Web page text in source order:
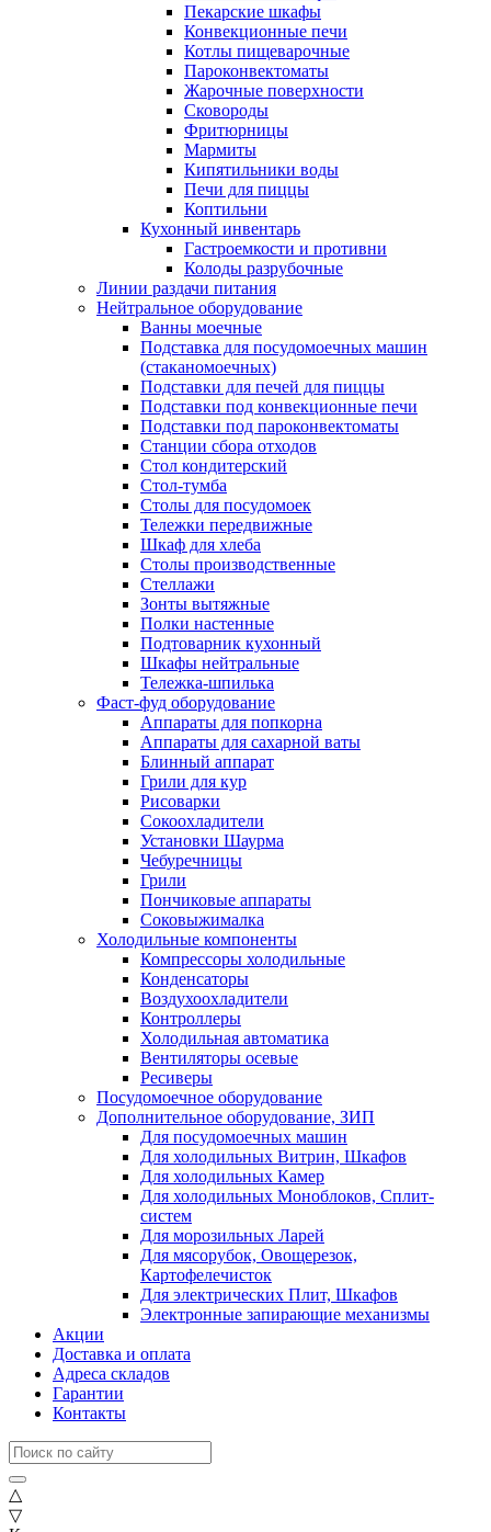
Пекарские шкафы
Конвекционные печи
Котлы пищеварочные
Пароконвектоматы
Жарочные поверхности
Сковороды
Фритюрницы
Мармиты
Кипятильники воды
Печи для пиццы
Коптильни
Кухонный инвентарь
Гастроемкости и противни
Колоды разрубочные
Линии раздачи питания
Нейтральное оборудование
Ванны моечные
Подставка для посудомоечных машин
(стаканомоечных)
Подставки для печей для пиццы
Подставки под конвекционные печи
Подставки под пароконвектоматы
Станции сбора отходов
Стол кондитерский
Стол-тумба
Столы для посудомоек
Тележки передвижные
Шкаф для хлеба
Столы производственные
Стеллажи
Зонты вытяжные
Полки настенные
Подтоварник кухонный
Шкафы нейтральные
Тележка-шпилька
Фаст-фуд оборудование
Аппараты для попкорна
Аппараты для сахарной ваты
Блинный аппарат
Грили для кур
Рисоварки
Сокоохладители
Установки Шаурма
Чебуречницы
Грили
Пончиковые аппараты
Соковыжималка
Холодильные компоненты
Компрессоры холодильные
Конденсаторы
Воздухоохладители
Контроллеры
Холодильная автоматика
Вентиляторы осевые
Ресиверы
Посудомоечное оборудование
Дополнительное оборудование, ЗИП
Для посудомоечных машин
Для холодильных Витрин, Шкафов
Для холодильных Камер
Для холодильных Моноблоков, Сплит-
систем
Для морозильных Ларей
Для мясорубок, Овощерезок,
Картофелечисток
Для электрических Плит, Шкафов
Электронные запирающие механизмы
Акции
Доставка и оплата
Адреса складов
Гарантии
Контакты
△
▽